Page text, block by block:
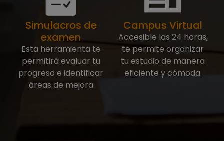
Simulacros de
examen
Esta herramienta te
permitirá evaluar tu
progreso e identificar
áreas de mejora
Campus Virtual
Accesible las 24 horas,
te permite organizar
tu estudio de manera
eficiente y cómoda.